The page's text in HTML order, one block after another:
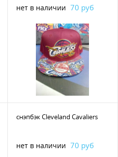
нет в наличии 70 руб
снэпбэк Cleveland Cavaliers
нет в наличии 70 руб